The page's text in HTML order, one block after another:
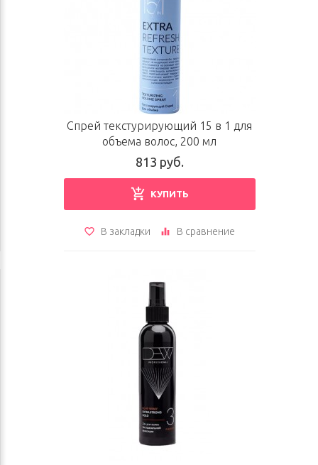
Спрей текстурирующий 15 в 1 для
объема волос, 200 мл
813 руб.
КУПИТЬ
В закладки В сравнение